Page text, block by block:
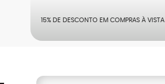
15% DE DESCONTO EM COMPRAS À VISTA